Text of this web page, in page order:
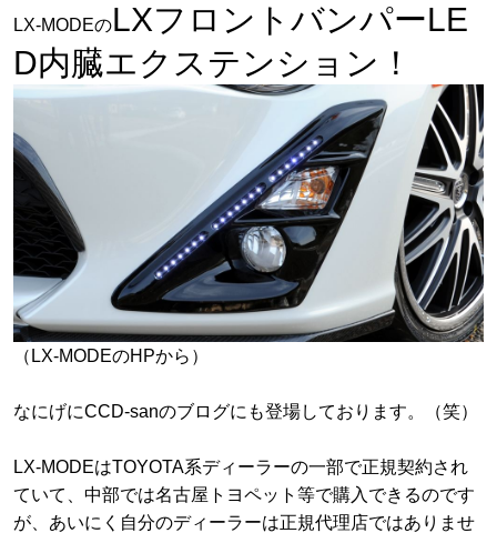
LX-MODEのLXフロントバンパーLE
D内臓エクステンション！
（LX-MODEのHPから）
なにげにCCD-sanのブログにも登場しております。（笑）
LX-MODEはTOYOTA系ディーラーの一部で正規契約され
ていて、中部では名古屋トヨペット等で購入できるのです
が、あいにく自分のディーラーは正規代理店ではありませ